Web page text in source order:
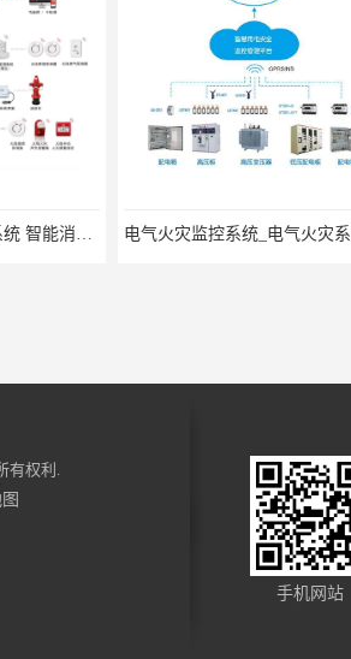
电气火灾监控系统_电气火灾系统厂家
有权利.
手机网站